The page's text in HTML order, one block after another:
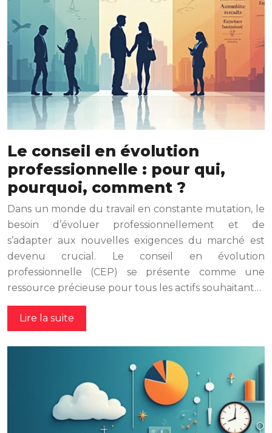
Le conseil en évolution
professionnelle : pour qui,
pourquoi, comment ?
Dans un monde du travail en constante mutation, le
besoin d’évoluer professionnellement et de
s’adapter aux nouvelles exigences du marché est
devenu crucial. Le conseil en évolution
professionnelle (CEP) se présente comme une
ressource précieuse pour tous les actifs souhaitant…
Lire la suite